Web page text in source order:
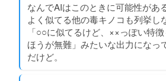
なんでAIはこのときに可能性があ
よく似てる他の毒キノコも列挙し
「○○に似てるけど、××っぽい特
ほうが無難」みたいな出力になっ
だけど。